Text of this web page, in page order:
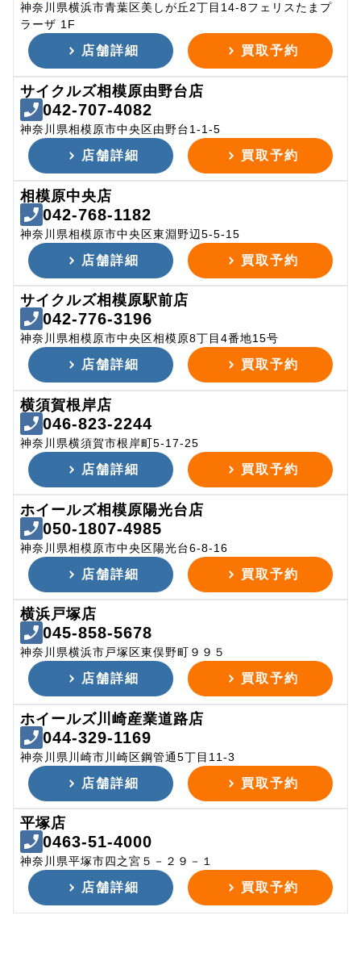
神奈川県横浜市青葉区美しが丘2丁目14-8フェリスたまプ
ラーザ 1F
店舗詳細 買取予約
サイクルズ相模原由野台店
042-707-4082
神奈川県相模原市中央区由野台1-1-5
店舗詳細 買取予約
相模原中央店
042-768-1182
神奈川県相模原市中央区東淵野辺5-5-15
店舗詳細 買取予約
サイクルズ相模原駅前店
042-776-3196
神奈川県相模原市中央区相模原8丁目4番地15号
店舗詳細 買取予約
横須賀根岸店
046-823-2244
神奈川県横須賀市根岸町5-17-25
店舗詳細 買取予約
ホイールズ相模原陽光台店
050-1807-4985
神奈川県相模原市中央区陽光台6-8-16
店舗詳細 買取予約
横浜戸塚店
045-858-5678
神奈川県横浜市戸塚区東俣野町９９５
店舗詳細 買取予約
ホイールズ川崎産業道路店
044-329-1169
神奈川県川崎市川崎区鋼管通5丁目11-3
店舗詳細 買取予約
平塚店
0463-51-4000
神奈川県平塚市四之宮５－２９－１
店舗詳細 買取予約